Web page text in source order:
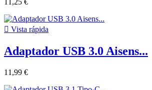
 Vista rápida
Adaptador USB 3.0 Aisens...
11,99 €